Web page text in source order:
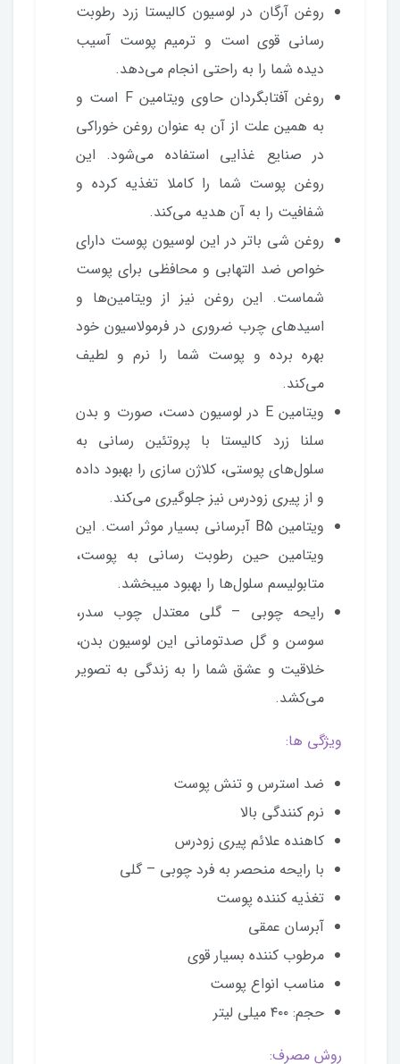
روغن آرگان در لوسیون کالیستا زرد رطوبت
رسانی قوی است و ترمیم پوست آسیب
دیده شما را به راحتی انجام می‌دهد.
روغن آفتابگردان حاوی ویتامین F است و
به همین علت از آن به عنوان روغن خوراکی
در صنایع غذایی استفاده می‌شود. این
روغن پوست شما را کاملا تغذیه کرده و
شفافیت را به آن هدیه می‌کند.
روغن شی باتر در این لوسیون پوست دارای
خواص ضد التهابی و محافظی برای پوست
شماست. این روغن نیز از ویتامین‌ها و
اسیدهای چرب ضروری در فرمولاسیون خود
بهره برده و پوست شما را نرم و لطیف
می‌کند.
ویتامین E در لوسیون دست، صورت و بدن
سلنا زرد کالیستا با پروتئین رسانی به
سلول‌های پوستی، کلاژن سازی را بهبود داده
و از پیری زودرس نیز جلوگیری می‌کند.
ویتامین B5 آبرسانی بسیار موثر است. این
ویتامین حین رطوبت رسانی به پوست،
متابولیسم سلول‌ها را بهبود می‎بخشد.
رایحه چوبی – گلی معتدل چوب سدر،
سوسن و گل صدتومانی این لوسیون بدن،
خلاقیت و عشق شما را به زندگی به تصویر
می‌کشد.
ویژگی ها:
ضد استرس و تنش پوست
نرم کنندگی بالا
کاهنده علائم پیری زودرس
با رایحه منحصر به فرد چوبی – گلی
تغذیه کننده پوست
آبرسان عمقی
مرطوب کننده بسیار قوی
مناسب انواع پوست
حجم: ۴۰۰ میلی لیتر
روش مصرف: